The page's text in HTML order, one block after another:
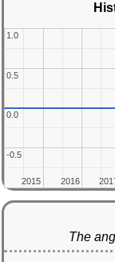
2015
2015 2016
2016
-0.5
-0.5
0.0
0.0
0.5
0.5
1.0
1.0
The